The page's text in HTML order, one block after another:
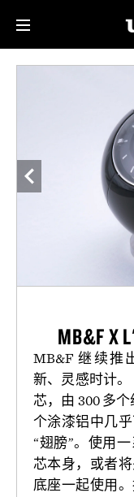
MB&F X
MB&F 继续推
新、灵感时计。
芯，由 300 多
个涂漆铝中几
“翅膀”。使用
芯本身，或者
底座一起使用